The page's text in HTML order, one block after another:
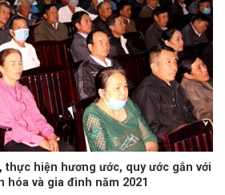
thực hiện hương ước, quy ước gắn với
hóa và gia đình năm 2021